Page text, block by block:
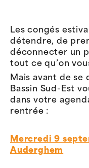
Les congés
détendre, de
déconnecter un
tout ce qu’on
Mais avant de se
Bassin Sud-Est
dans votre
rentrée :
Mercredi 9
Auderghem